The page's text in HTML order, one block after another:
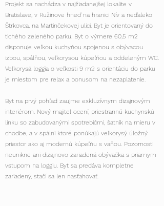
Projekt sa nachádza v najžiadanejšej lokalite v
Bratislave, v Ružinove hneď na hranici Nív a neďaleko
Štrkovca, na Martinčekovej ulici. Byt je orientovaný do
tichého zeleného parku. Byt o výmere 60,5 m2
disponuje veľkou kuchyňou spojenou s obývacou
izbou, spálňou, veľkorysou kúpeľňou a oddeleným WC.
Veľkorysá loggia o veľkosti 9 m2 s orientáciu do parku
je miestom pre relax a bonusom na nezaplatenie.
Byt na prvý pohľad zaujme exkluzívnym dizajnovým
interiérom. Nový majiteľ ocení, priestrannú kuchynskú
linku so zabudovanými spotrebičmi, šatník na mieru v
chodbe, a v spálni ktoré ponúkajú veľkorysý úložný
priestor ako aj modernú kúpeľňu s vaňou. Pozornosti
neunikne ani dizajnovo zariadená obývačka s priamym
vstupom na loggiu. Byt sa predáva kompletne
zariadený, stačí sa len nasťahovať.